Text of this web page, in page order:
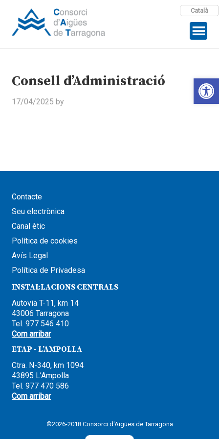
Català
Consell d’Administració
17/04/2025 by
Contacte
Seu electrònica
Canal ètic
Política de cookies
Avís Legal
Política de Privadesa
INSTAL·LACIONS CENTRALS
Autovia T-11, km 14
43006 Tarragona
Tel. 977 546 410
Com arribar
ETAP - L’AMPOLLA
Ctra. N-340, km 1094
43895 L’Ampolla
Tel. 977 470 586
Com arribar
©2026-2018 Consorci d'Aigües de Tarragona